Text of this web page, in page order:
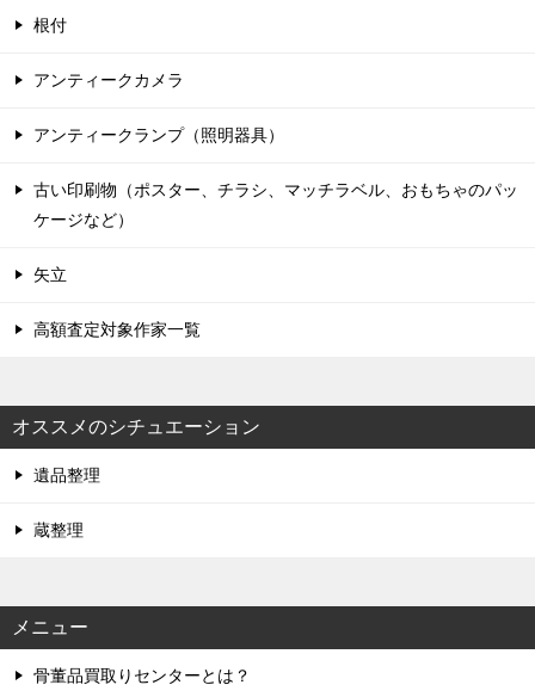
根付
アンティークカメラ
アンティークランプ（照明器具）
古い印刷物（ポスター、チラシ、マッチラベル、おもちゃのパッ
ケージなど）
矢立
高額査定対象作家一覧
オススメのシチュエーション
遺品整理
蔵整理
メニュー
骨董品買取りセンターとは？